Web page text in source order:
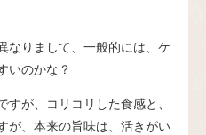
なりまして、一般的には、ケ
いのかな？
が、コリコリした食感と、
が、本来の旨味は、活きがい